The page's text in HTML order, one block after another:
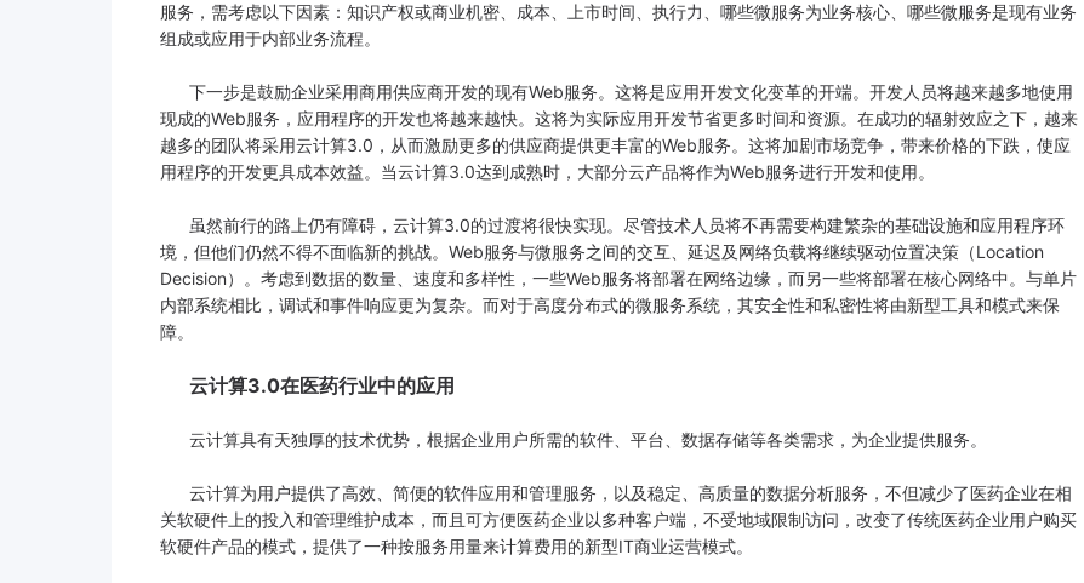
服务，需考虑以下因素：知识产权或商业机密、成本、上市时间、执行力、哪些微服务为业务核心、哪些微服务是现有业务
组成或应用于内部业务流程。
下一步是鼓励企业采用商用供应商开发的现有Web服务。这将是应用开发文化变革的开端。开发人员将越来越多地使用
现成的Web服务，应用程序的开发也将越来越快。这将为实际应用开发节省更多时间和资源。在成功的辐射效应之下，越来
越多的团队将采用云计算3.0，从而激励更多的供应商提供更丰富的Web服务。这将加剧市场竞争，带来价格的下跌，使应
用程序的开发更具成本效益。当云计算3.0达到成熟时，大部分云产品将作为Web服务进行开发和使用。
虽然前行的路上仍有障碍，云计算3.0的过渡将很快实现。尽管技术人员将不再需要构建繁杂的基础设施和应用程序环
境，但他们仍然不得不面临新的挑战。Web服务与微服务之间的交互、延迟及网络负载将继续驱动位置决策（Location
Decision）。考虑到数据的数量、速度和多样性，一些Web服务将部署在网络边缘，而另一些将部署在核心网络中。与单片
内部系统相比，调试和事件响应更为复杂。而对于高度分布式的微服务系统，其安全性和私密性将由新型工具和模式来保
障。
云计算3.0在医药行业中的应用
云计算具有天独厚的技术优势，根据企业用户所需的软件、平台、数据存储等各类需求，为企业提供服务。
云计算为用户提供了高效、简便的软件应用和管理服务，以及稳定、高质量的数据分析服务，不但减少了医药企业在相
关软硬件上的投入和管理维护成本，而且可方便医药企业以多种客户端，不受地域限制访问，改变了传统医药企业用户购买
软硬件产品的模式，提供了一种按服务用量来计算费用的新型IT商业运营模式。